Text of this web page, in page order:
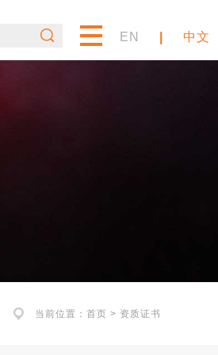
EN 中文
当前位置： 首页 > 资质证书